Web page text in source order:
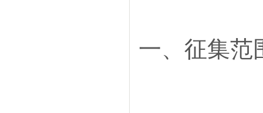
一、征集